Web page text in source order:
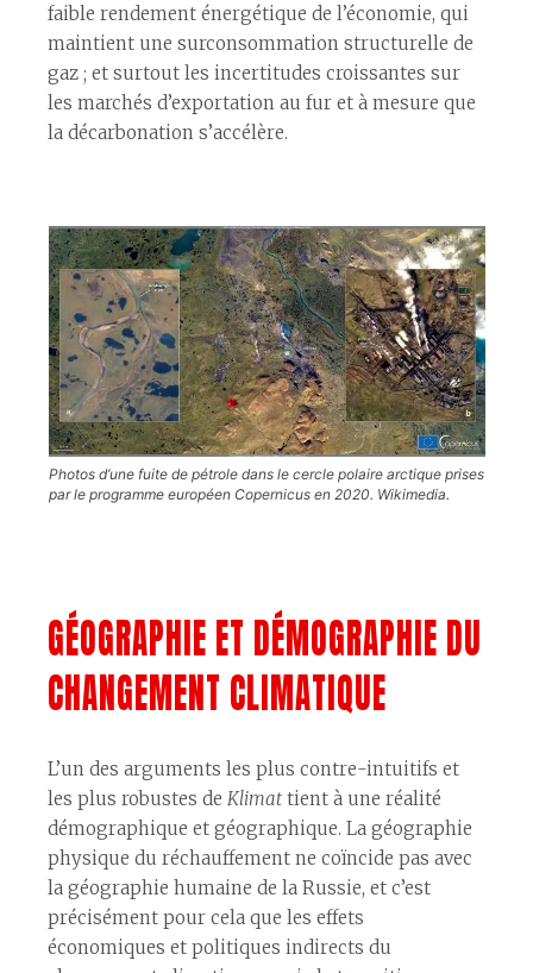
faible rendement énergétique de l’économie, qui
maintient une surconsommation structurelle de
gaz ; et surtout les incertitudes croissantes sur
les marchés d’exportation au fur et à mesure que
la décarbonation s’accélère.
Photos d’une fuite de pétrole dans le cercle polaire arctique prises
par le programme européen Copernicus en 2020. Wikimedia.
GÉOGRAPHIE ET DÉMOGRAPHIE DU
CHANGEMENT CLIMATIQUE
L’un des arguments les plus contre-intuitifs et
les plus robustes de Klimat tient à une réalité
démographique et géographique. La géographie
physique du réchauffement ne coïncide pas avec
la géographie humaine de la Russie, et c’est
précisément pour cela que les effets
économiques et politiques indirects du